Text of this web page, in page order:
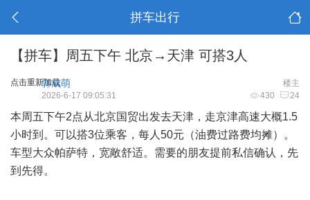
拼车出行
【拼车】周五下午 北京→天津 可搭3人
点击重新加载 楼主
郭成萌
430 24
2026-6-17 09:05:31
本周五下午2点从北京国贸出发去天津，走京津高速大概1.5
小时到。可以搭3位乘客，每人50元（油费过路费均摊）。
车型大众帕萨特，宽敞舒适。需要的朋友提前私信确认，先
到先得。